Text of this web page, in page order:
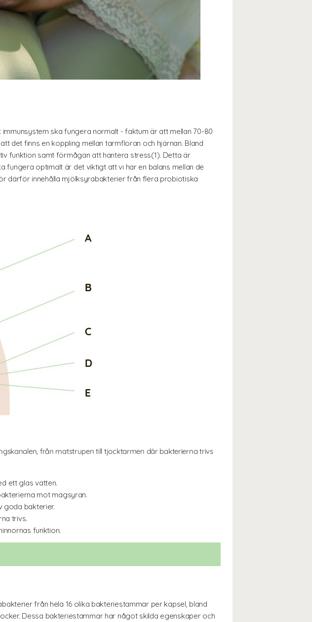
ska fungera normalt - faktum är att mellan 70-80
det finns en koppling mellan tarmfloran och hjärnan. Bland
funktion samt förmågan att hantera stress(1). Detta är
fungera optimalt är det viktigt att vi har en balans mellan de
därför innehålla mjölksyrabakterier från flera probiotiska
från matstrupen till tjocktarmen där bakterierna trivs
ett glas vatten.
mot magsyran.
goda bakterier.
trivs.
funktion.
från hela 16 olika bakteriestammar per kapsel, bland
Dessa bakteriestammar har något skilda egenskaper och